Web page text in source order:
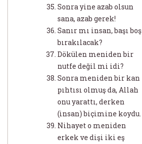
Sonra yine azab olsun
sana, azab gerek!
Sanır mı insan, başı boş
bırakılacak?
Dökülen meniden bir
nutfe değil mi idi?
Sonra meniden bir kan
pıhtısı olmuş da, Allah
onu yarattı, derken
(insan) biçimine koydu.
Nihayet o meniden
erkek ve dişi iki eş